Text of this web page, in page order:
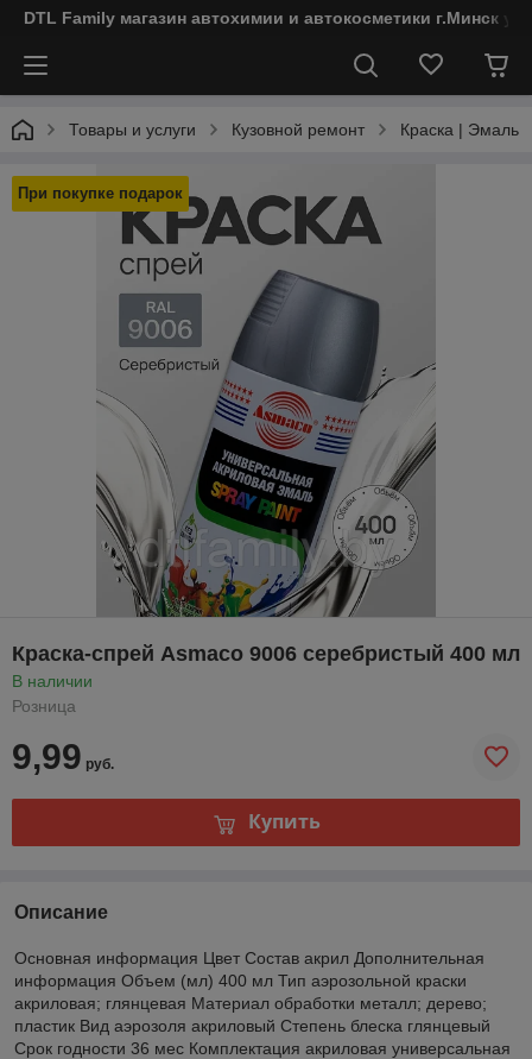
DTL Family магазин автохимии и автокосметики г.Минск
Товары и услуги Кузовной ремонт Краска | Эмаль
При покупке подарок
Краска-спрей Asmaco 9006 серебристый 400 мл
В наличии
Розница
9,99 руб.
Купить
Описание
Основная информация Цвет Состав акрил Дополнительная
информация Объем (мл) 400 мл Тип аэрозольной краски
акриловая; глянцевая Материал обработки металл; дерево;
пластик Вид аэрозоля акриловый Степень блеска глянцевый
Срок годности 36 мес Комплектация акриловая универсальная